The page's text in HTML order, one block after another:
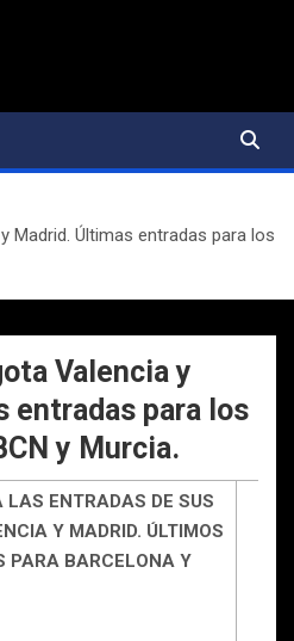
Madrid. Últimas entradas para los
Valencia y
entradas para los
y Murcia.
ENTRADAS DE SUS
Y MADRID. ÚLTIMOS
PARA BARCELONA Y